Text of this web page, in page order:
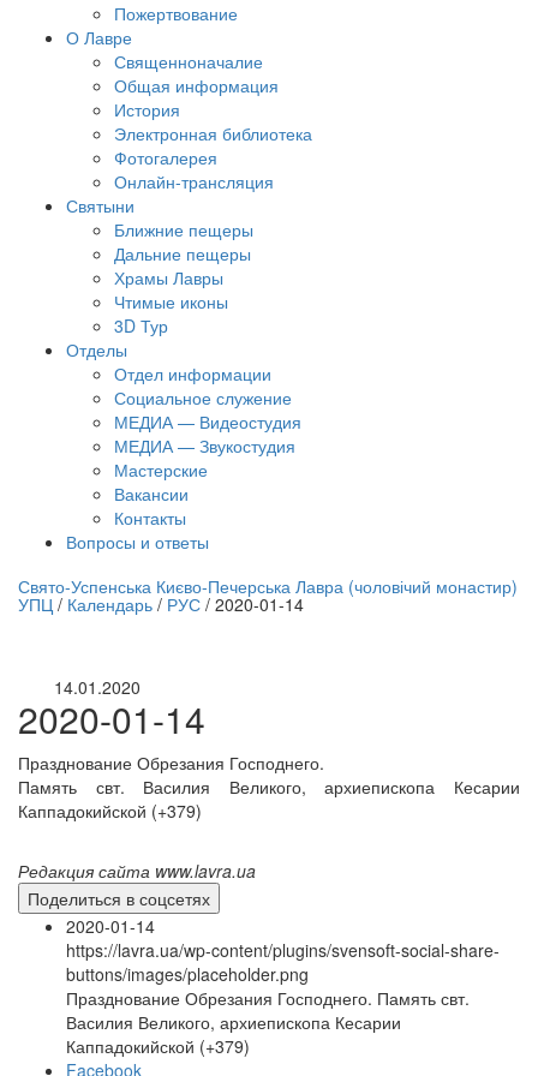
Пожертвование
О Лавре
Священноначалие
Общая информация
История
Электронная библиотека
Фотогалерея
Онлайн-трансляция
Святыни
Ближние пещеры
Дальние пещеры
Храмы Лавры
Чтимые иконы
3D Тур
Отделы
Отдел информации
Социальное служение
МЕДИА — Видеостудия
МЕДИА — Звукостудия
Мастерские
Вакансии
Контакты
Вопросы и ответы
трансляция | 12 сентября
Свято-Успенська Києво-Печерська Лавра (чоловічий монастир)
УПЦ / Календарь / РУС / 2020-01-14
14.01.2020
2020-01-14
Празднование Обрезания Господнего.
Память свт. Василия Великого, архиепископа Кесарии
Каппадокийской (+379)
Редакция сайта www.lavra.ua
Поделиться в соцсетях
2020-01-14
https://lavra.ua/wp-content/plugins/svensoft-social-share-
buttons/images/placeholder.png
Празднование Обрезания Господнего. Память свт.
Василия Великого, архиепископа Кесарии
Каппадокийской (+379)
Facebook